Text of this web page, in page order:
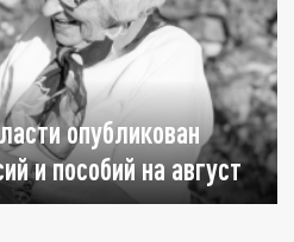
опубликован
и пособий на август